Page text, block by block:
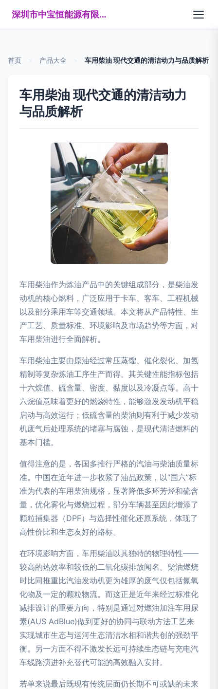
深圳市中宝恒能源有限公司
首页 产品大全 车用柴油 现代交通的清洁动力与品质解析
车用柴油 现代交通的清洁动力
与品质解析
车用柴油作为炼油产品中的关键组成部分，是柴油发
动机的核心燃料，广泛应用于卡车、客车、工程机械
以及部分乘用车等交通领域。本文将从产品特性、生
产工艺、质量标准、环境影响及市场趋势等方面，对
车用柴油进行全面解析。
车用柴油主要由原油经过常压蒸馏、催化裂化、加氢
精制等复杂炼油工序生产而得。其关键性能指标包括
十六烷值、硫含量、密度、黏度以及冷凝点等。高十
六烷值意味着更好的燃烧特性，能够激发发动机平稳
启动与高效运行；低硫含量的柴油则有利于减少发动
机废气后处理系统的堵塞与腐蚀，是现代清洁燃料的
基本门槛。
值得注意的是，各国多推行严格的汽油与柴油质量标
准。中国在近年进一步收紧了油品政策，以“国六”标
准为代表的车用柴油规格，显著降低多环芳烃和硫含
量，优化雾化与燃烧过程，部分车辆甚至因此增添了
颗粒捕集器（DPF）与选择性催化还原系统，体现了
高性价比和生态友好的路标。
在环境影响方面，车用柴油以其独特的物理特性——
较高的热效率和较低的二氧化碳排放闻名。柴油燃烧
时比同推重比汽油发动机更为雄厚的废气仅包括氮氧
化物及一定的颗粒物流。而这正是近年来经过标准化
减排设计的重要方向，特别是通过对燃油加注车用尿
素(AUS AdBlue)做到更好的协同与联动方法工艺来
实现城市生态与运河生态清洁水相和谐共创的强劲平
衡。另一方面不得不激发长远可持续生态链与充电汽
车线路演进补充替代可能的高效融入安排。
若单来说最后既现有传统层面仍长期不可或缺的未来